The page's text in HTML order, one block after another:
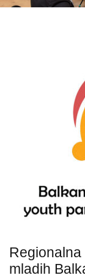
mladih